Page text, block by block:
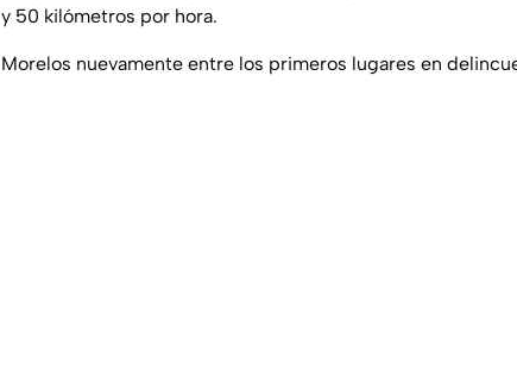
y 50 kilómetros por hora.
Morelos nuevamente entre los primeros lugares en